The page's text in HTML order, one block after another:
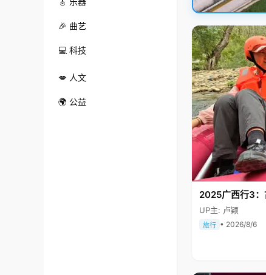
🎉 曲艺
💻 科技
💋 人文
🌍 公益
2025广西行3：
UP主: 卢颖
旅行 • 2026/8/6